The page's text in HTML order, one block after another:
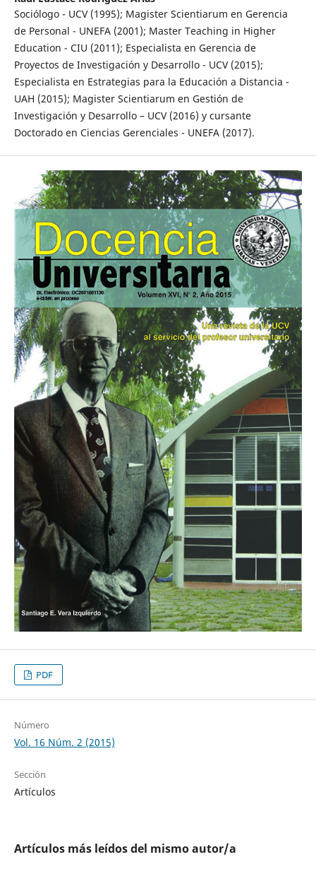
Sociólogo - UCV (1995); Magister Scientiarum en Gerencia
de Personal - UNEFA (2001); Master Teaching in Higher
Education - CIU (2011); Especialista en Gerencia de
Proyectos de Investigación y Desarrollo - UCV (2015);
Especialista en Estrategias para la Educación a Distancia -
UAH (2015); Magister Scientiarum en Gestión de
Investigación y Desarrollo – UCV (2016) y cursante
Doctorado en Ciencias Gerenciales - UNEFA (2017).
PDF
Número
Vol. 16 Núm. 2 (2015)
Sección
Artículos
Artículos más leídos del mismo autor/a